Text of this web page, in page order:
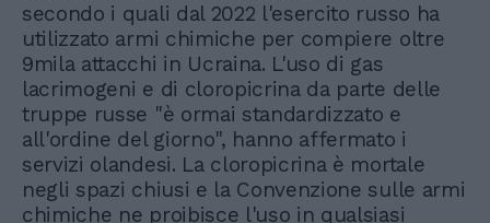
secondo i quali dal 2022 l'esercito russo ha
utilizzato armi chimiche per compiere oltre
9mila attacchi in Ucraina. L'uso di gas
lacrimogeni e di cloropicrina da parte delle
truppe russe "è ormai standardizzato e
all'ordine del giorno", hanno affermato i
servizi olandesi. La cloropicrina è mortale
negli spazi chiusi e la Convenzione sulle armi
chimiche ne proibisce l'uso in qualsiasi